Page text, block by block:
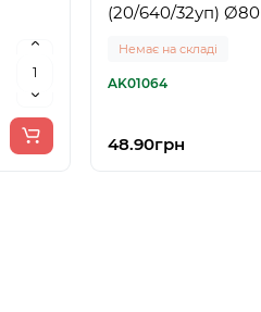
(20/640/32уп) Ø80
Немає на складі
AK01064
48.90грн